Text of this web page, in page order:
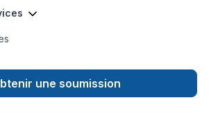
une soumission